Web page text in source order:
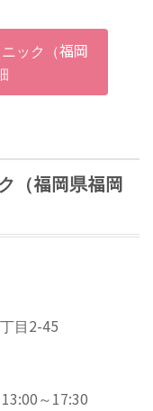
ック（福岡
（福岡県福岡
目2-45
～17:30